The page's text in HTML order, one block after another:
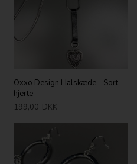
Oxxo Design Halskæde - Sort
hjerte
199,00 DKK